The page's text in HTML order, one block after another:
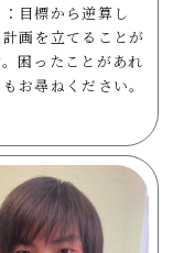
目標から逆算し
画を立てることが
困ったことがあれ
お尋ねください。